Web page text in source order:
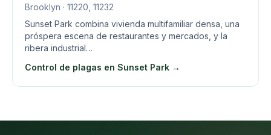
Brooklyn · 11220, 11232
Sunset Park combina vivienda multifamiliar densa, una
próspera escena de restaurantes y mercados, y la
ribera industrial…
Control de plagas en Sunset Park →